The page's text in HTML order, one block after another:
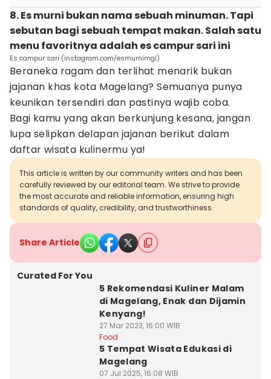
8. Es murni bukan nama sebuah minuman. Tapi
sebutan bagi sebuah tempat makan. Salah satu
menu favoritnya adalah es campur sari ini
Es campur sari (instagram.com/esmurnimgl)
Beraneka ragam dan terlihat menarik bukan
jajanan khas kota Magelang? Semuanya punya
keunikan tersendiri dan pastinya wajib coba.
Bagi kamu yang akan berkunjung kesana, jangan
lupa selipkan delapan jajanan berikut dalam
daftar wisata kulinermu ya!
This article is written by our community writers and has been
carefully reviewed by our editorial team. We strive to provide
the most accurate and reliable information, ensuring high
standards of quality, credibility, and trustworthiness.
Share Article
Curated For You
5 Rekomendasi Kuliner Malam
di Magelang, Enak dan Dijamin
Kenyang!
27 Mar 2023, 16:00 WIB
Food
5 Tempat Wisata Edukasi di
Magelang
07 Jul 2025, 16:08 WIB